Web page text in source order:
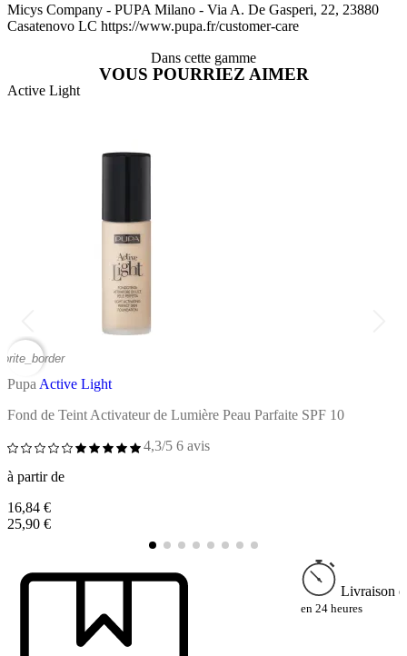
Micys Company - PUPA Milano - Via A. De Gasperi, 22, 23880
Casatenovo LC https://www.pupa.fr/customer-care
Dans cette gamme
VOUS POURRIEZ AIMER
Active Light
Pupa Active Light
Fond de Teint Activateur de Lumière Peau Parfaite SPF 10
4,3/5 6 avis
à partir de
16,84 €
25,90 €
Livraison
en 24 heures